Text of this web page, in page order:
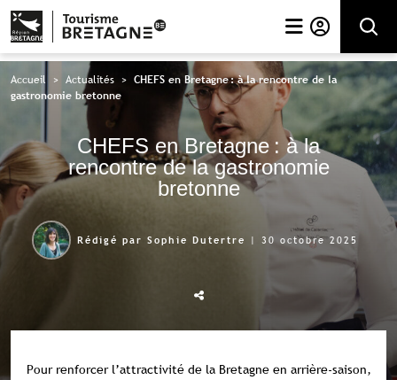
Rechercher
Accueil > Actualités > CHEFS en Bretagne : à la rencontre de la
gastronomie bretonne
CHEFS en Bretagne : à la
rencontre de la gastronomie
bretonne
Rédigé par Sophie Dutertre | 30 octobre 2025
Pour renforcer l’attractivité de la Bretagne en arrière-saison,